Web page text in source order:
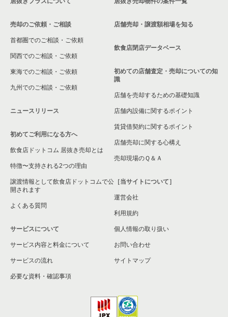
売却のご依頼・ご相談
首都圏でのご相談・ご依頼
関西でのご相談・ご依頼
東海でのご相談・ご依頼
九州でのご相談・ご依頼
ニュースリリース
初めてご利用になる方へ
飲食店ドットコム 居抜き売却とは
特徴〜支持される2つの理由
譲渡情報として飲食店ドットコムで公
開されます
よくある質問
サービスについて
サービス内容と料金について
サービスの流れ
必要な資料・確認事項
店舗売却・譲渡額相場を知る
飲食店閉店データベース
初めての店舗査定・売却についての知
識
店舗を売却するための基礎知識
店舗内設備に関するポイント
賃貸借契約に関するポイント
店舗売却に関する心構え
売却現場のＱ＆Ａ
［当サイトについて］
運営会社
利用規約
個人情報の取り扱い
お問い合わせ
サイトマップ